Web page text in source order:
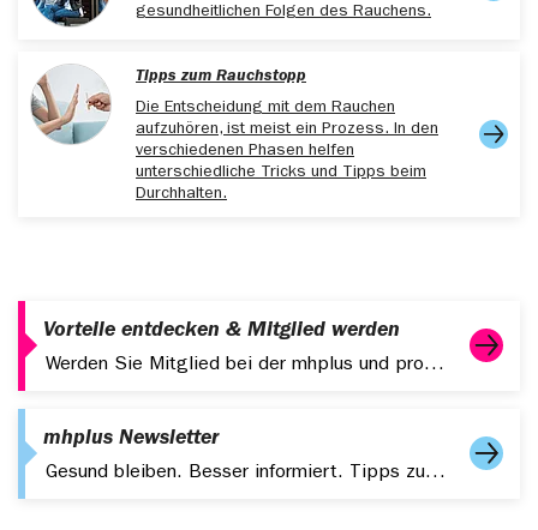
gesundheitlichen Folgen des Rauchens.
Tipps zum Rauchstopp
Die Entscheidung mit dem Rauchen
aufzuhören, ist meist ein Prozess. In den
verschiedenen Phasen helfen
unterschiedliche Tricks und Tipps beim
Durchhalten.
Vorteile entdecken & Mitglied werden
Werden Sie Mitglied bei der mhplus und profitieren Sie von starken Leistungen, digitalen Services und attraktiven Zusatzangeboten.
mhplus Newsletter
Gesund bleiben. Besser informiert. Tipps zu Gesundheit, Fitness und aktuelle Themen – kompakt in Ihrem Postfach.